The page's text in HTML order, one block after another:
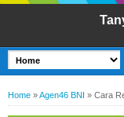
Home »Agen46 BNI » Cara